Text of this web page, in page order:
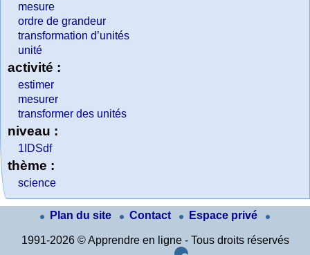
mesure
ordre de grandeur
transformation d’unités
unité
activité :
estimer
mesurer
transformer des unités
niveau :
1IDSdf
thème :
science
Plan du site Contact Espace privé
1991-2026 © Apprendre en ligne - Tous droits réservés